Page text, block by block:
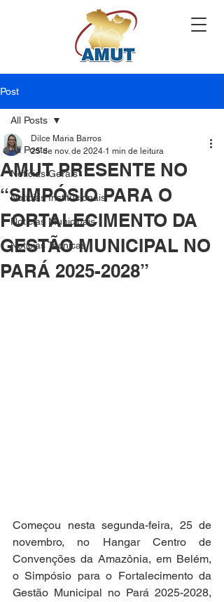
Post
All Posts
Notícias Gerais
Notícias Institucionais
Notícias Municipais
Notícias Técnicas
All Posts
AMUT PRESENTE NO
“SIMPÓSIO PARA O
FORTALECIMENTO DA
GESTÃO MUNICIPAL NO
PARÁ 2025-2028”
Dilce Maria Barros
25 de nov. de 2024 1 min de leitura
Começou nesta segunda-feira, 25 de
novembro, no Hangar Centro de
Convenções da Amazônia, em Belém,
o Simpósio para o Fortalecimento da
Gestão Municipal no Pará 2025-2028,